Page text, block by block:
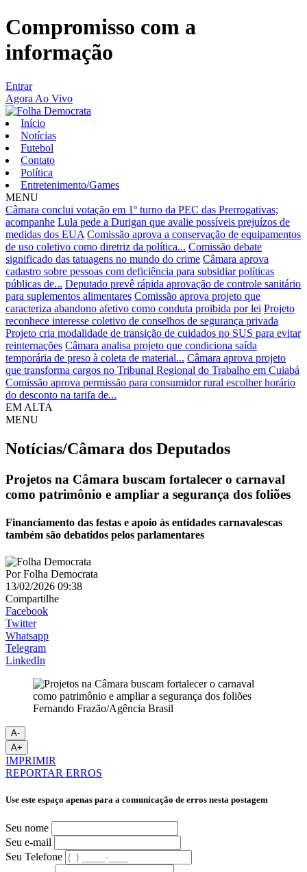
Compromisso com a
informação
Entrar
Agora Ao Vivo
Início
Notícias
Futebol
Contato
Política
Entretenimento/Games
MENU
Câmara conclui votação em 1º turno da PEC das Prerrogativas;
acompanhe Lula pede a Durigan que avalie possíveis prejuízos de
medidas dos EUA Comissão aprova a conservação de equipamentos
de uso coletivo como diretriz da política... Comissão debate
significado das tatuagens no mundo do crime Câmara aprova
cadastro sobre pessoas com deficiência para subsidiar políticas
públicas de... Deputado prevê rápida aprovação de controle sanitário
para suplementos alimentares Comissão aprova projeto que
caracteriza abandono afetivo como conduta proibida por lei Projeto
reconhece interesse coletivo de conselhos de segurança privada
Projeto cria modalidade de transição de cuidados no SUS para evitar
reinternações Câmara analisa projeto que condiciona saída
temporária de preso à coleta de material... Câmara aprova projeto
que transforma cargos no Tribunal Regional do Trabalho em Cuiabá
Comissão aprova permissão para consumidor rural escolher horário
do desconto na tarifa de...
EM ALTA
MENU
Notícias/Câmara dos Deputados
Projetos na Câmara buscam fortalecer o carnaval
como patrimônio e ampliar a segurança dos foliões
Financiamento das festas e apoio às entidades carnavalescas
também são debatidos pelos parlamentares
PorFolha Democrata
13/02/2026 09:38
Compartilhe
Facebook
Twitter
Whatsapp
Telegram
LinkedIn
Fernando Frazão/Agência Brasil
A-
A+
IMPRIMIR
REPORTAR ERROS
Use este espaço apenas para a comunicação de erros nesta postagem
Seu nome
Seu e-mail
Seu Telefone